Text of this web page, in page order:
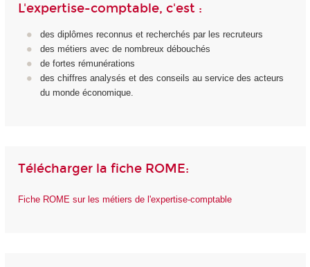
L'expertise-comptable, c'est :
des diplômes reconnus et recherchés par les recruteurs
des métiers avec de nombreux débouchés
de fortes rémunérations
des chiffres analysés et des conseils au service des acteurs
du monde économique.
Télécharger la fiche ROME:
Fiche ROME sur les métiers de l'expertise-comptable